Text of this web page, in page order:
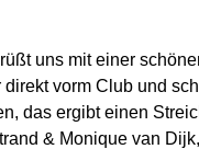
uns mit einer
vorm Club und
das ergibt einen
& Monique van